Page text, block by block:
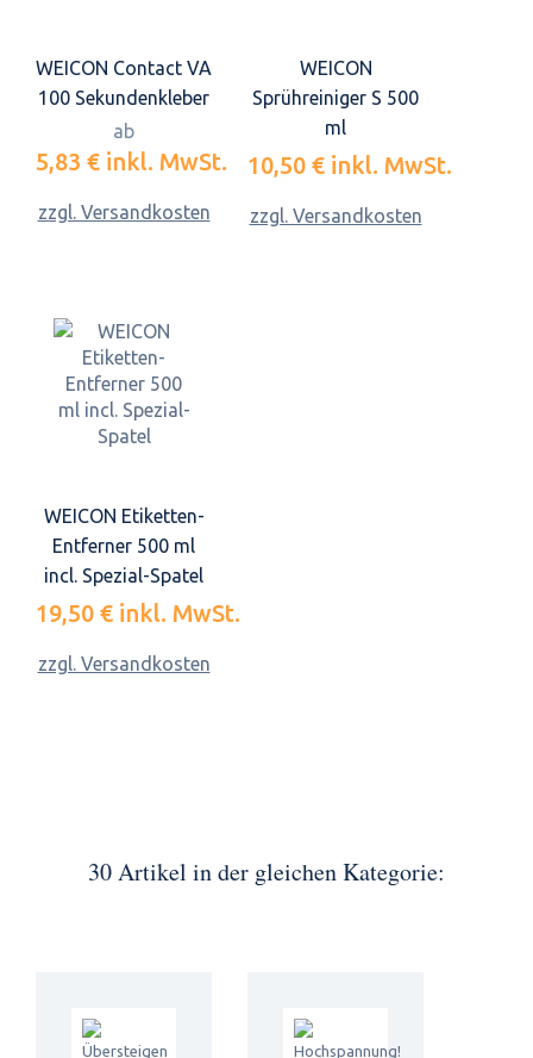
WEICON Contact VA
100 Sekundenkleber
ab
5,83 € inkl. MwSt.
zzgl. Versandkosten
WEICON
Sprühreiniger S 500
ml
10,50 € inkl. MwSt.
zzgl. Versandkosten
WEICON Etiketten-
Entferner 500 ml
incl. Spezial-Spatel
19,50 € inkl. MwSt.
zzgl. Versandkosten
30 Artikel in der gleichen Kategorie: